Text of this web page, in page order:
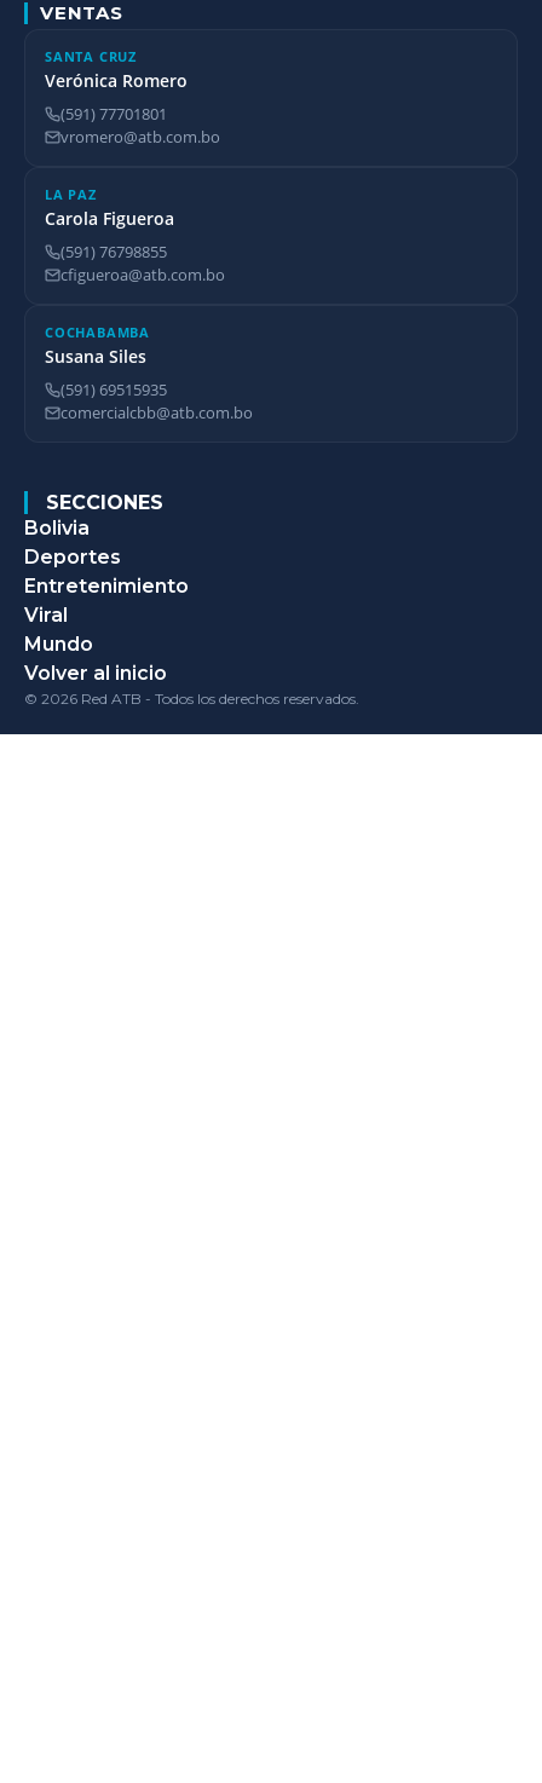
VENTAS
SANTA CRUZ
Verónica Romero
(591) 77701801
vromero@atb.com.bo
LA PAZ
Carola Figueroa
(591) 76798855
cfigueroa@atb.com.bo
COCHABAMBA
Susana Siles
(591) 69515935
comercialcbb@atb.com.bo
SECCIONES
Bolivia
Deportes
Entretenimiento
Viral
Mundo
Volver al inicio
© 2026 Red ATB - Todos los derechos reservados.